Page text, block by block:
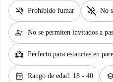
smoke_free Prohibido fumar pet_supplies No
person_add No se permiten invitados a
partner_heart Perfecto para estancias en
calendar_month Rango de edad: 18 - 40